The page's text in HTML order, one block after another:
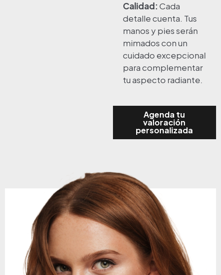
Calidad:Cada
detalle cuenta. Tus
manos y pies serán
mimados con un
cuidado excepcional
para complementar
tu aspecto radiante.
Agenda tu
valoración
personalizada